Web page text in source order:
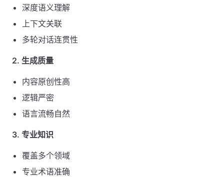
深度语义理解
上下文关联
多轮对话连贯性
2. 生成质量
内容原创性高
逻辑严密
语言流畅自然
3. 专业知识
覆盖多个领域
专业术语准确